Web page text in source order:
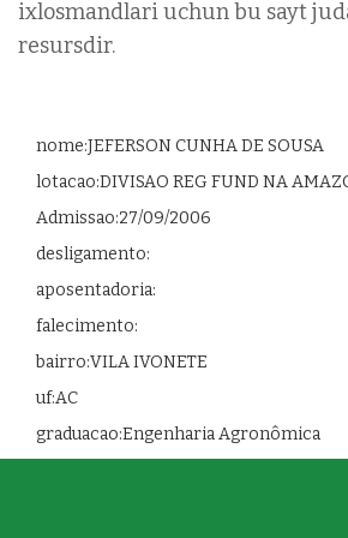
ixlosmandlari uchun bu sayt
resursdir.
nome:JEFERSON CUNHA DE SOUSA
lotacao:DIVISAO REG FUND NA
Admissao:27/09/2006
desligamento:
aposentadoria:
falecimento:
bairro:VILA IVONETE
uf:AC
graduacao:Engenharia Agronômica